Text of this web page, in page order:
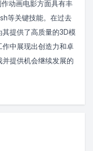
动画电影方面具有丰
等关键技能。在过去
提供了高质量的3D模
中展现出创造力和卓
提供机会继续发展的